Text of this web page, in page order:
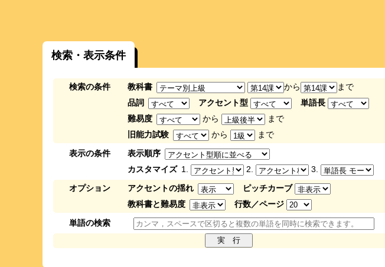
検索・表示条件
検索の条件 教科書 から
まで
品詞
アクセント型
単語長
難易度
から
まで
旧能力試験
から
まで
表示の条件
表示順序
カスタマイズ 1. 2.
3.
オプション
アクセントの揺れ
ピッチカーブ
教科書と難易度
行数／ページ
単語の検索